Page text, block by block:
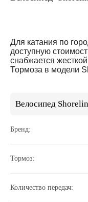
Для катания по
доступную
снабжается
Тормоза в модели
Велосипед
Бренд:
Тормоз:
Количество передач: